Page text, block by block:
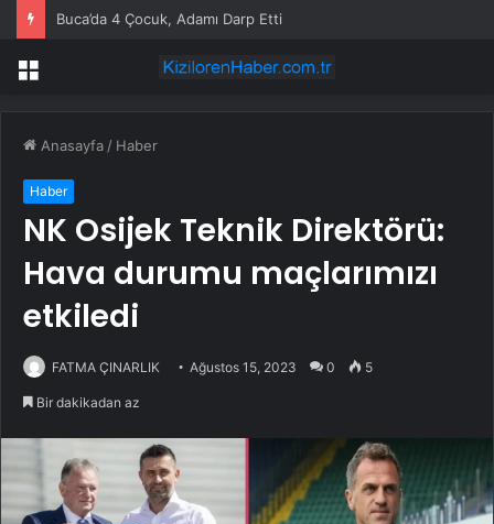
Buca’da 4 Çocuk, Adamı Darp Etti
Menü
Anasayfa / Haber
Haber
NK Osijek Teknik Direktörü:
Hava durumu maçlarımızı
etkiledi
FATMA ÇINARLIK Ağustos 15, 2023 0 5
Bir dakikadan az